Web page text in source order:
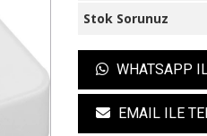
Stok Sorunuz
WHATSAPP
EMAIL ILE